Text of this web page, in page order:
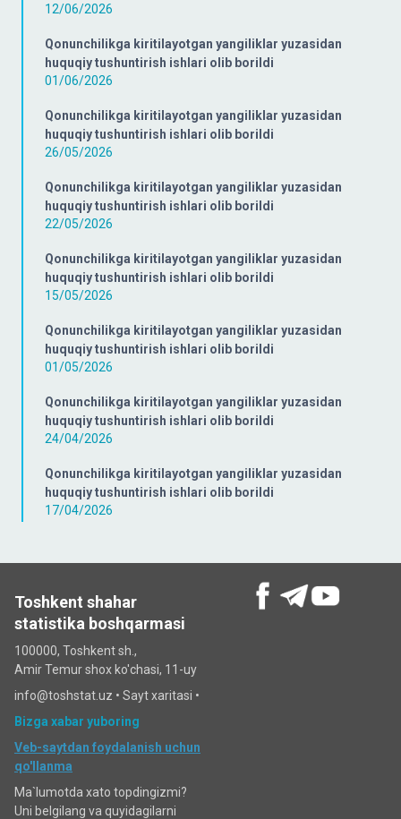
12/06/2026
Qonunchilikga kiritilayotgan yangiliklar yuzasidan
huquqiy tushuntirish ishlari olib borildi
01/06/2026
Qonunchilikga kiritilayotgan yangiliklar yuzasidan
huquqiy tushuntirish ishlari olib borildi
26/05/2026
Qonunchilikga kiritilayotgan yangiliklar yuzasidan
huquqiy tushuntirish ishlari olib borildi
22/05/2026
Qonunchilikga kiritilayotgan yangiliklar yuzasidan
huquqiy tushuntirish ishlari olib borildi
15/05/2026
Qonunchilikga kiritilayotgan yangiliklar yuzasidan
huquqiy tushuntirish ishlari olib borildi
01/05/2026
Qonunchilikga kiritilayotgan yangiliklar yuzasidan
huquqiy tushuntirish ishlari olib borildi
24/04/2026
Qonunchilikga kiritilayotgan yangiliklar yuzasidan
huquqiy tushuntirish ishlari olib borildi
17/04/2026
Toshkent shahar
statistika boshqarmasi
100000, Toshkent sh.,
Amir Temur shox ko'chasi, 11-uy
info@toshstat.uz • Sayt xaritasi •
Bizga xabar yuboring
Veb-saytdan foydalanish uchun
qo'llanma
Ma`lumotda xato topdingizmi?
Uni belgilang va quyidagilarni